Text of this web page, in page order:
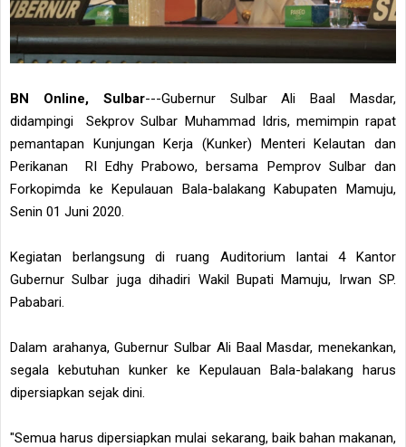
BN Online, Sulbar---Gubernur Sulbar Ali Baal Masdar,
didampingi Sekprov Sulbar Muhammad Idris, memimpin rapat
pemantapan Kunjungan Kerja (Kunker) Menteri Kelautan dan
Perikanan RI Edhy Prabowo, bersama Pemprov Sulbar dan
Forkopimda ke Kepulauan Bala-balakang Kabupaten Mamuju,
Senin 01 Juni 2020.
Kegiatan berlangsung di ruang Auditorium lantai 4 Kantor
Gubernur Sulbar juga dihadiri Wakil Bupati Mamuju, Irwan SP.
Pababari.
Dalam arahanya, Gubernur Sulbar Ali Baal Masdar, menekankan,
segala kebutuhan kunker ke Kepulauan Bala-balakang harus
dipersiapkan sejak dini.
"Semua harus dipersiapkan mulai sekarang, baik bahan makanan,